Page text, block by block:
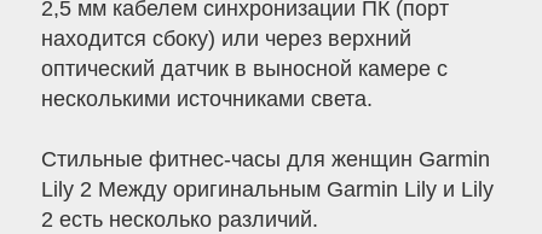
2,5 мм кабелем синхронизации ПК (порт
находится сбоку) или через верхний
оптический датчик в выносной камере с
несколькими источниками света.
Стильные фитнес-часы для женщин Garmin
Lily 2 Между оригинальным Garmin Lily и Lily
2 есть несколько различий.